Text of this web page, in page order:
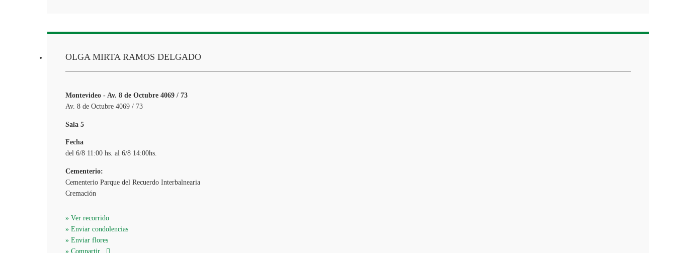
OLGA MIRTA RAMOS DELGADO
Montevideo - Av. 8 de Octubre 4069 / 73
Av. 8 de Octubre 4069 / 73
Sala 5
Fecha
del 6/8 11:00 hs. al 6/8 14:00hs.
Cementerio:
Cementerio Parque del Recuerdo Interbalnearia
Cremación
» Ver recorrido
» Enviar condolencias
» Enviar flores
» Compartir